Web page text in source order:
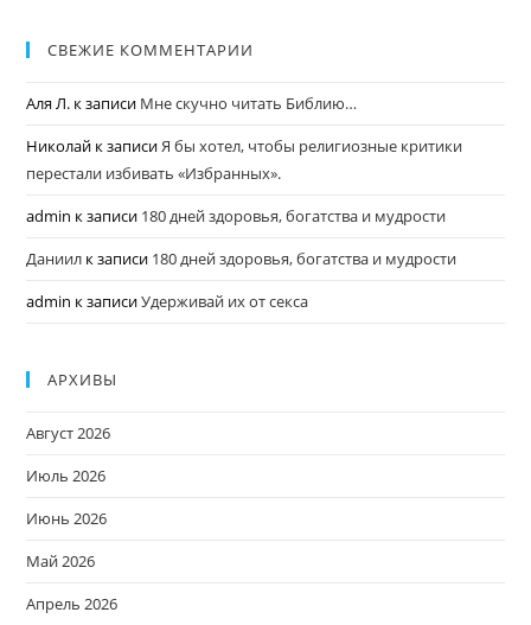
СВЕЖИЕ КОММЕНТАРИИ
Аля Л. к записи Мне скучно читать Библию…
Николай к записиЯ бы хотел, чтобы религиозные критики
перестали избивать «Избранных».
admin к записи 180 дней здоровья, богатства и мудрости
Даниил к записи 180 дней здоровья, богатства и мудрости
admin к записиУдерживай их от секса
АРХИВЫ
Август 2026
Июль 2026
Июнь 2026
Май 2026
Апрель 2026